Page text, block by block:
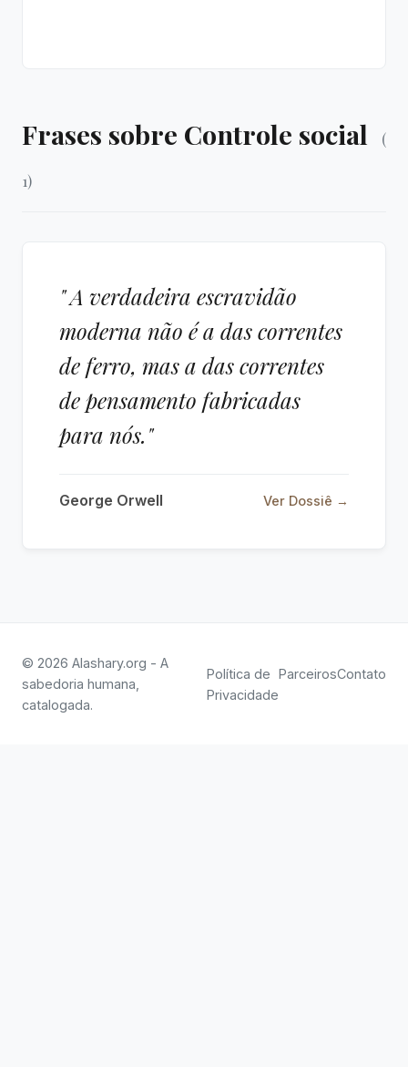
Frases sobre Controle social (
1)
" A verdadeira escravidão
moderna não é a das correntes
de ferro, mas a das correntes
de pensamento fabricadas
para nós."
George Orwell Ver Dossiê →
© 2026 Alashary.org - A
sabedoria humana,
catalogada.
Política de
Privacidade
ParceirosContato